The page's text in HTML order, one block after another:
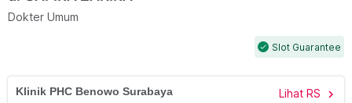
Dokter Umum
check Slot Guarantee
Klinik PHC Benowo Surabaya Lihat RS chevron_right